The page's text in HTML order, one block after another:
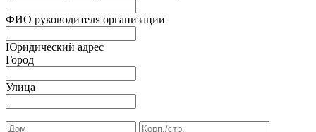
ФИО руководителя организации
Юридический адрес
Город
Улица